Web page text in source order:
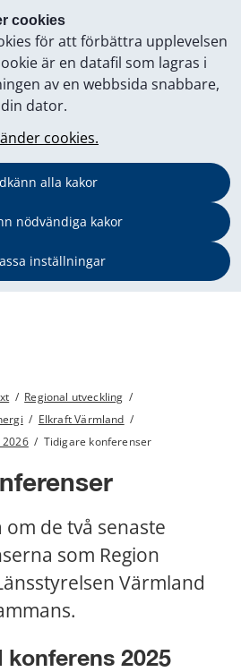
cookies
för att förbättra upplevelsen
är en datafil som lagras i
av en webbsida snabbare,
dator.
cookies.
alla kakor
nödvändiga kakor
inställningar
/ Regional utveckling /
/ Elkraft Värmland /
2026 / Tidigare konferenser
om de två senaste
som Region
Värmland
konferens 2025